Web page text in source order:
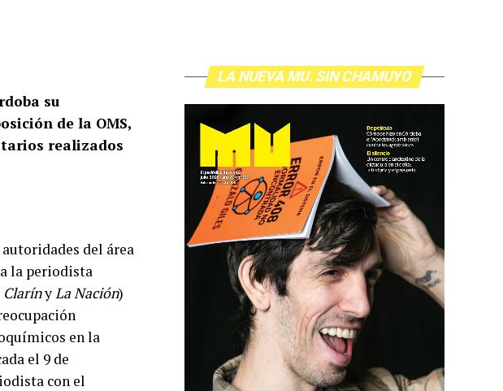
su
de la OMS,
realizados
del área
la periodista
ClarínyLa Nación)
en la
el 9 de
con el
LA NUEVA MU. SIN CHAMUYO